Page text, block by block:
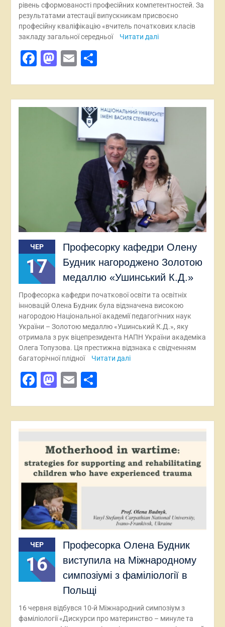
рівень сформованості професійних компетентностей. За
результатами атестації випускникам присвоєно
професійну кваліфікацію «вчитель початкових класів
закладу загальної середньої
Читати далі
Facebook
Mastodon
EmailПоділитися
ЧЕР
17
Професорку кафедри Олену
Будник нагороджено Золотою
медаллю «Ушинський К.Д.»
Професорка кафедри початкової освіти та освітніх
інновацій Олена Будник була відзначена високою
нагородою Національної академії педагогічних наук
України – Золотою медаллю «Ушинський К.Д.», яку
отримала з рук віцепрезидента НАПН України академіка
Олега Топузова. Ця престижна відзнака є свідченням
багаторічної плідної
Читати далі
Facebook
Mastodon
EmailПоділитися
ЧЕР
16
Професорка Олена Будник
виступила на Міжнародному
симпозіумі з фаміліології в
Польщі
16 червня відбувся 10-й Міжнародний симпозіум з
фаміліології «Дискурси про материнство – минуле та